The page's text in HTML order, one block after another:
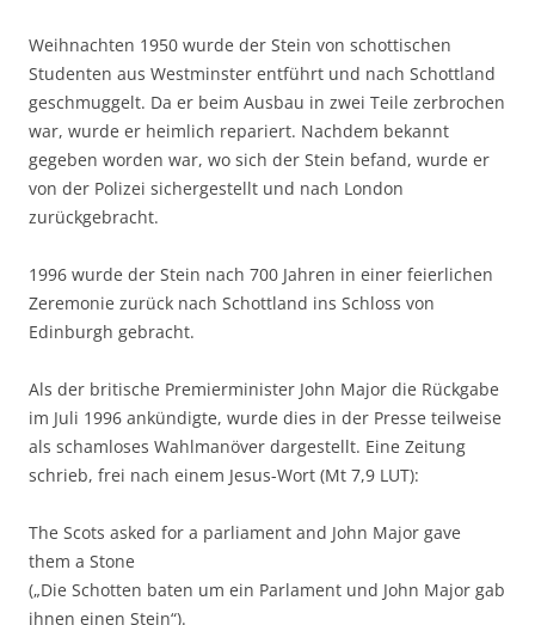
Weihnachten 1950 wurde der Stein von schottischen
Studenten aus Westminster entführt und nach Schottland
geschmuggelt. Da er beim Ausbau in zwei Teile zerbrochen
war, wurde er heimlich repariert. Nachdem bekannt
gegeben worden war, wo sich der Stein befand, wurde er
von der Polizei sichergestellt und nach London
zurückgebracht.
1996 wurde der Stein nach 700 Jahren in einer feierlichen
Zeremonie zurück nach Schottland ins Schloss von
Edinburgh gebracht.
Als der britische Premierminister John Major die Rückgabe
im Juli 1996 ankündigte, wurde dies in der Presse teilweise
als schamloses Wahlmanöver dargestellt. Eine Zeitung
schrieb, frei nach einem Jesus-Wort (Mt 7,9 LUT):
The Scots asked for a parliament and John Major gave
them a Stone
(„Die Schotten baten um ein Parlament und John Major gab
ihnen einen Stein“).